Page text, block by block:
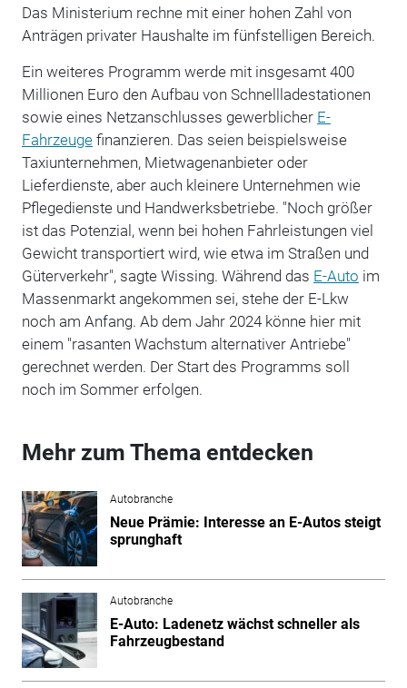
Das Ministerium rechne mit einer hohen Zahl von
Anträgen privater Haushalte im fünfstelligen Bereich.
Ein weiteres Programm werde mit insgesamt 400
Millionen Euro den Aufbau von Schnellladestationen
sowie eines Netzanschlusses gewerblicher E-
Fahrzeugefinanzieren. Das seien beispielsweise
Taxiunternehmen, Mietwagenanbieter oder
Lieferdienste, aber auch kleinere Unternehmen wie
Pflegedienste und Handwerksbetriebe. "Noch größer
ist das Potenzial, wenn bei hohen Fahrleistungen viel
Gewicht transportiert wird, wie etwa im Straßen und
Güterverkehr", sagte Wissing. Während das E-Auto im
Massenmarkt angekommen sei, stehe der E-Lkw
noch am Anfang. Ab dem Jahr 2024 könne hier mit
einem "rasanten Wachstum alternativer Antriebe"
gerechnet werden. Der Start des Programms soll
noch im Sommer erfolgen.
Mehr zum Thema entdecken
Autobranche
Neue Prämie: Interesse an E-Autos steigt
sprunghaft
Autobranche
E-Auto: Ladenetz wächst schneller als
Fahrzeugbestand